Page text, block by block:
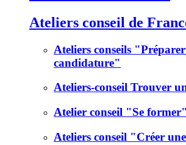
Ateliers conseil de
Ateliers conseils "Préparer
candidature"
Ateliers-conseil Trouver
Atelier conseil "Se former"
Ateliers conseil "Créer